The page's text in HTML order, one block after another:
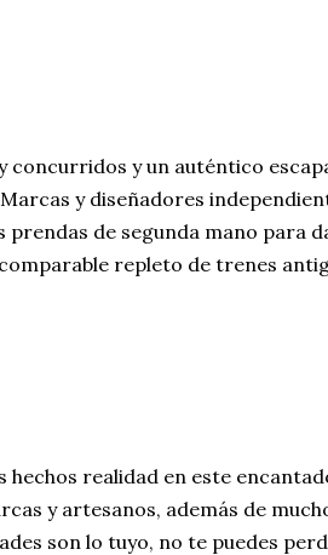
concurridos y un auténtico
y diseñadores
de segunda mano para
repleto de trenes
hechos realidad en este
y artesanos, además de
son lo tuyo, no te puedes